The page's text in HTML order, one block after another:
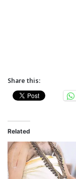
Share this:
Related